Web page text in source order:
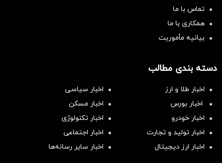
تماس با ما
همکاری با ما
بیانیه مأموریت
دسته بندی مطالب
اخبار طلا و ارز
اخبار سیاسی
اخبار بورس
اخبار مسکن
اخبار خودرو
اخبار تکنولوژی
اخبار تولید و تجارت
اخبار اجتماعی
اخبار ارز دیجیتال
اخبار سایر رسانه‌‌ها